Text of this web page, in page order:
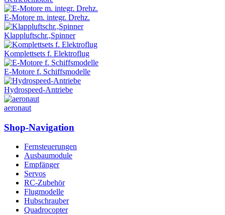
E-Motore m. integr. Drehz.
Klappluftschr.,Spinner
Komplettsets f. Elektroflug
E-Motore f. Schiffsmodelle
Hydrospeed-Antriebe
aeronaut
Shop-Navigation
Fernsteuerungen
Ausbaumodule
Empfänger
Servos
RC-Zubehör
Flugmodelle
Hubschrauber
Quadrocopter